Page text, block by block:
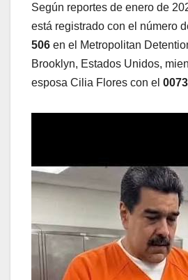
Según reportes de enero de
está registrado con el número
506 en el Metropolitan
Brooklyn, Estados Unidos,
esposa Cilia Flores con el